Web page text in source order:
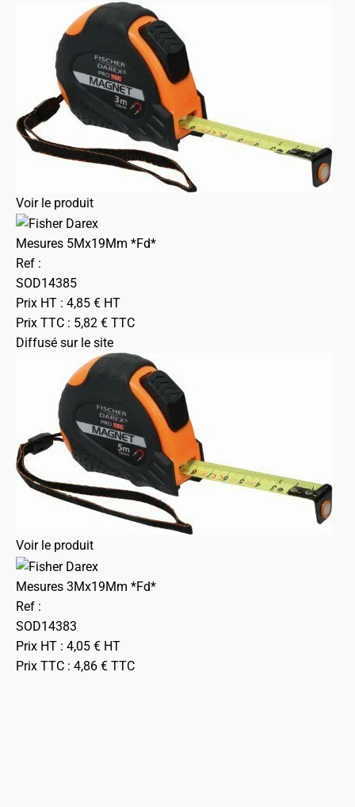
Voir le produit
Mesures 5Mx19Mm *Fd*
Ref :
SOD14385
Prix HT : 4,85 € HT
Prix TTC : 5,82 € TTC
Diffusé sur le site
Voir le produit
Mesures 3Mx19Mm *Fd*
Ref :
SOD14383
Prix HT : 4,05 € HT
Prix TTC : 4,86 € TTC